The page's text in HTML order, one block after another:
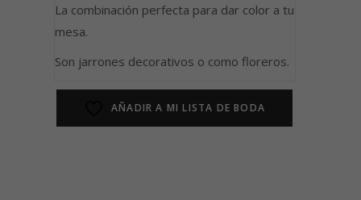
La combinación perfecta para dar color a tu
mesa.
Son jarrones decorativos o como floreros.
AÑADIR A MI LISTA DE BODA